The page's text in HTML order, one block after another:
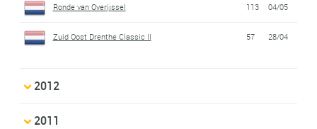
Ronde van Overijssel 113 04/05
Zuid Oost Drenthe Classic II 57 28/04
2012
2011